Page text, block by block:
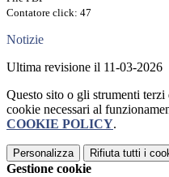
Contatore click: 47
Notizie
Ultima revisione il 11-03-2026
Questo sito o gli strumenti
cookie necessari al
COOKIE POLICY.
Personalizza Rifiuta tutti i
Gestione cookie